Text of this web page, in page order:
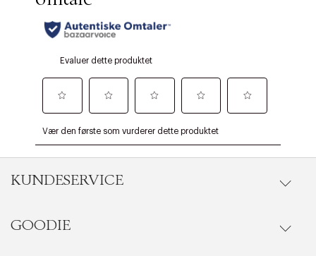
KUNDESERVICE
Gå til kundeservice
GOODIE